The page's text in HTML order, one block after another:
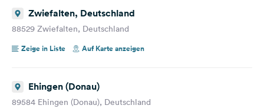
Zwiefalten, Deutschland
88529 Zwiefalten, Deutschland
Zeige in Liste
Auf Karte anzeigen
Ehingen (Donau)
89584 Ehingen (Donau), Deutschland